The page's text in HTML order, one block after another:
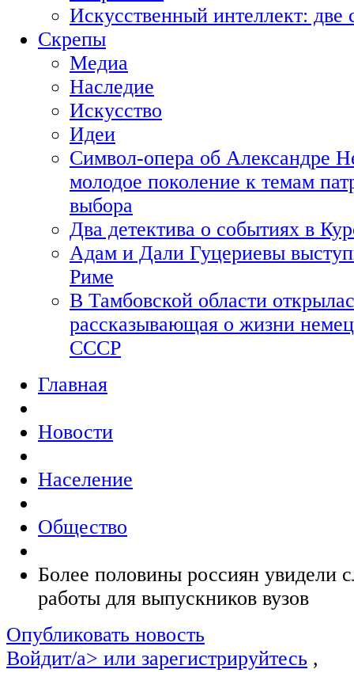
Искусственный интеллект:
Скрепы
Медиа
Наследие
Искусство
Идеи
Символ-опера об Александре
молодое поколение к темам
выбора
Два детектива о событиях в
Адам и Дали Гуцериевы
Риме
В Тамбовской области
рассказывающая о жизни
СССР
Главная
Новости
Население
Общество
Более половины россиян увидели
работы для выпускников вузов
Опубликовать новость
Войдит/a> или зарегистрируйтесь ,